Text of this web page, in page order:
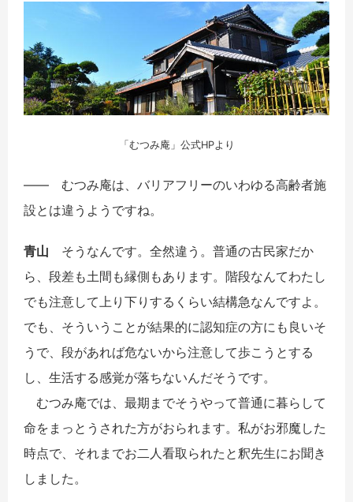
「むつみ庵」公式HPより
―― むつみ庵は、バリアフリーのいわゆる高齢者施
設とは違うようですね。
青山 そうなんです。全然違う。普通の古民家だか
ら、段差も土間も縁側もあります。階段なんてわたし
でも注意して上り下りするくらい結構急なんですよ。
でも、そういうことが結果的に認知症の方にも良いそ
うで、段があれば危ないから注意して歩こうとする
し、生活する感覚が落ちないんだそうです。
むつみ庵では、最期までそうやって普通に暮らして
命をまっとうされた方がおられます。私がお邪魔した
時点で、それまでお二人看取られたと釈先生にお聞き
しました。